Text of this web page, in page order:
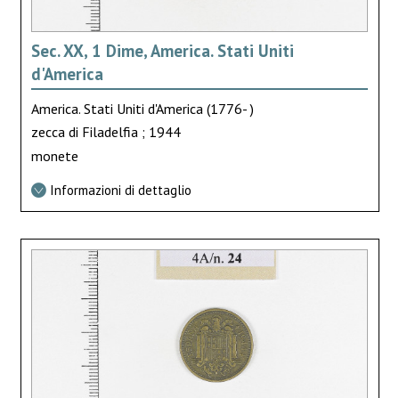
Sec. XX, 1 Dime, America. Stati Uniti
d'America
America. Stati Uniti d'America (1776- )
zecca di Filadelfia ; 1944
monete
Informazioni di dettaglio